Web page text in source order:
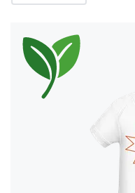
garanti 30
jours